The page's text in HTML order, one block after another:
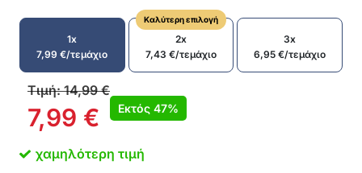
θα νιώθετε σέξι, άνετα και σίγουρα με αυτά τα
κολάν.
Ποιοτικά κολάν για αθλητικές δραστηριότητες
Εφέ push-up
Οπτικά ανυψώνουν τους γλουτούς σε μια
στιγμή
Άνετα και ελαστικά
Μοτίβο ανακούφισης τύπου ορατότητας
κυτταρίτιδας
1x
7,99€/τεμάχιο
Καλύτερη επιλογή
2x
7,43 €/τεμάχιο
3x
6,95€/τεμάχιο
Τιμή:14,99€
7,99 € Εκτός 47%
χαμηλότερη τιμή